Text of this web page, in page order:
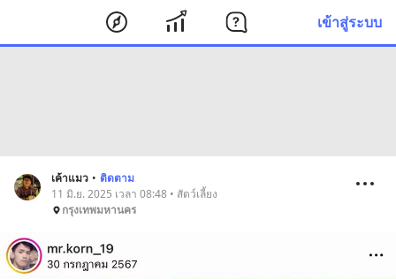
เข้าสู่ระบบ
เค้าแมว • ติดตาม
11 มิ.ย. 2025 เวลา 08:48 • สัตว์เลี้ยง
กรุงเทพมหานคร